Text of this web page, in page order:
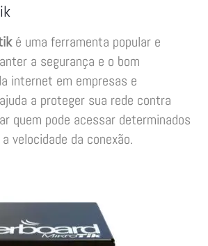
é uma ferramenta popular e
a segurança e o bom
internet em empresas e
a proteger sua rede contra
quem pode acessar determinados
velocidade da conexão.